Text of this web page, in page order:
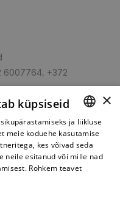
6007764, +372
ESTONIAN
RUSSIAN
×
küpsiseid
ja liikluse
meie koduehe kasutamise
kes võivad seda
neile esitanud või mille nad
Rohkem teavet